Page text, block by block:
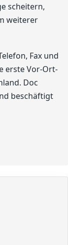
scheitern,
weiterer
Fax und
erste Vor-Ort-
Doc
beschäftigt